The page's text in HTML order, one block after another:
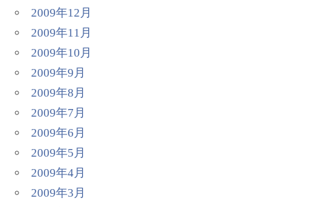
2009年12月
2009年11月
2009年10月
2009年9月
2009年8月
2009年7月
2009年6月
2009年5月
2009年4月
2009年3月